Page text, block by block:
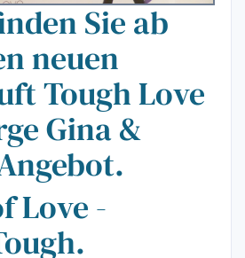
Sie ab
neuen
Tough Love
Gina &
Love -